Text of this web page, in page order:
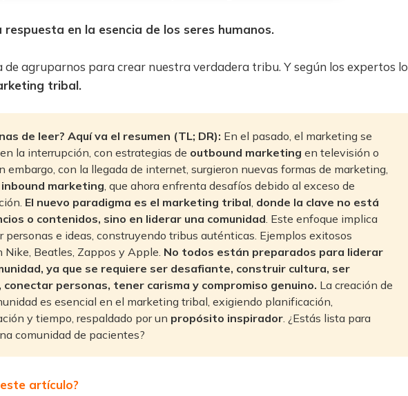
respuesta en la esencia de los seres humanos.
de agruparnos para crear nuestra verdadera tribu. Y según los expertos lo
tribal.
de leer? Aquí va el resumen (TL; DR): En el pasado, el marketing se
la interrupción, con estrategias de outbound marketing en televisión o
embargo, con la llegada de internet, surgieron nuevas formas de marketing,
inbound marketing , que ahora enfrenta desafíos debido al exceso de
El nuevo paradigma es el marketing tribal donde la clave no está
o contenidos, sino en liderar una comunidad . Este enfoque implica
personas e ideas, construyendo tribus auténticas. Ejemplos exitosos
Nike, Beatles, Zappos y Apple. No todos están preparados para liderar
ya que se requiere ser desafiante, construir cultura, ser
conectar personas, tener carisma y compromiso genuino. La creación de
es esencial en el marketing tribal, exigiendo planificación,
y tiempo, respaldado por un propósito inspirador. ¿Estás lista para
comunidad de pacientes?
artículo?